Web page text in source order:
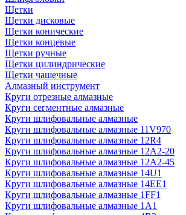
Щетки
Щетки дисковые
Щетки конические
Щетки концевые
Щетки ручные
Щетки цилиндрические
Щетки чашечные
Алмазный инструмент
Круги отрезные алмазные
Круги сегментные алмазные
Круги шлифовальные алмазные
Круги шлифовальные алмазные 11V970
Круги шлифовальные алмазные 12R4
Круги шлифовальные алмазные 12А2-20
Круги шлифовальные алмазные 12А2-45
Круги шлифовальные алмазные 14U1
Круги шлифовальные алмазные 14ЕЕ1
Круги шлифовальные алмазные 1FF1
Круги шлифовальные алмазные 1А1